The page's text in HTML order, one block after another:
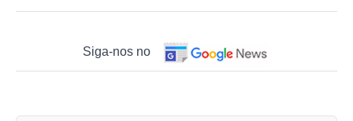
Siga-nos no